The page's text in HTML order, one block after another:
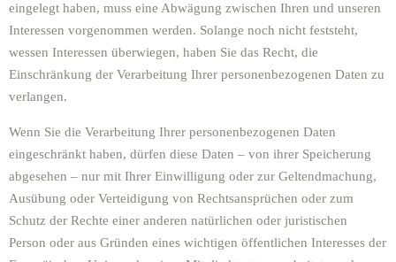
eingelegt haben, muss eine Abwägung zwischen Ihren und unseren
Interessen vorgenommen werden. Solange noch nicht feststeht,
wessen Interessen überwiegen, haben Sie das Recht, die
Einschränkung der Verarbeitung Ihrer personenbezogenen Daten zu
verlangen.
Wenn Sie die Verarbeitung Ihrer personenbezogenen Daten
eingeschränkt haben, dürfen diese Daten – von ihrer Speicherung
abgesehen – nur mit Ihrer Einwilligung oder zur Geltendmachung,
Ausübung oder Verteidigung von Rechtsansprüchen oder zum
Schutz der Rechte einer anderen natürlichen oder juristischen
Person oder aus Gründen eines wichtigen öffentlichen Interesses der